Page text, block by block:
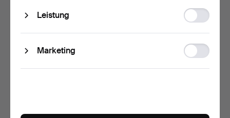
5 Tage
Leistung
storage
Marketing
Ad
storage